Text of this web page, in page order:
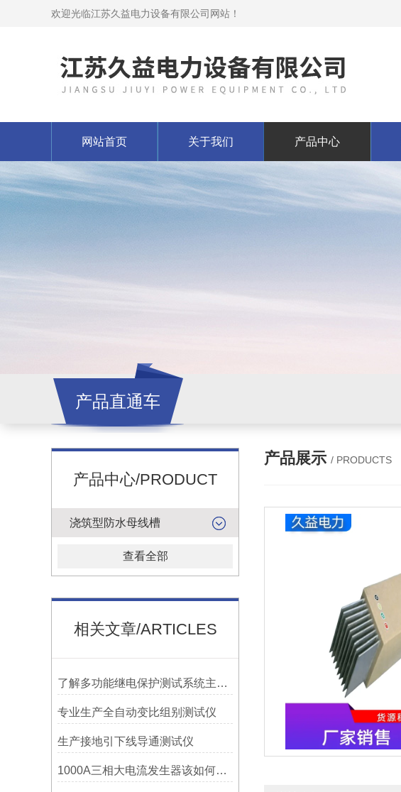
欢迎光临江苏久益电力设备有限公司网站！
网站首页 关于我们 产品中心
产品直通车
产品中心/PRODUCT
浇筑型防水母线槽
查看全部
相关文章/ARTICLES
了解多功能继电保护测试系统主要功能，才能更好地使用它
专业生产全自动变比组别测试仪
生产接地引下线导通测试仪
1000A三相大电流发生器该如何选购？
产品展示 / PRODUCTS